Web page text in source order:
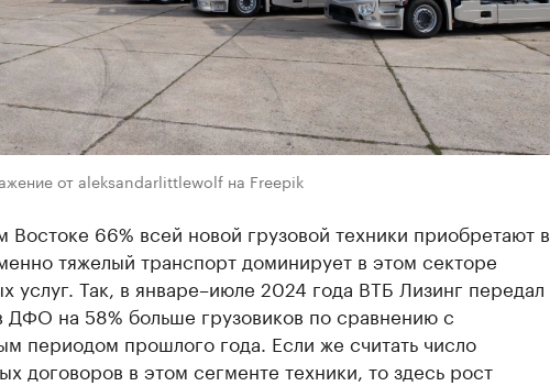
от aleksandarlittlewolf на Freepik
Востоке 66% всей новой грузовой техники приобретают в
тяжелый транспорт доминирует в этом секторе
услуг. Так, в январе–июле 2024 года ВТБ Лизинг передал
ДФО на 58% больше грузовиков по сравнению с
периодом прошлого года. Если же считать число
договоров в этом сегменте техники, то здесь рост